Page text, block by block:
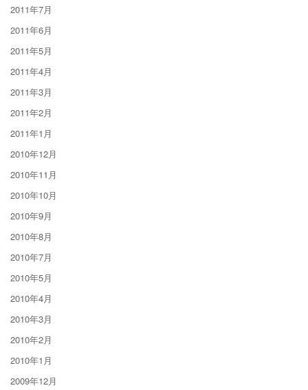
2011年7月
2011年6月
2011年5月
2011年4月
2011年3月
2011年2月
2011年1月
2010年12月
2010年11月
2010年10月
2010年9月
2010年8月
2010年7月
2010年5月
2010年4月
2010年3月
2010年2月
2010年1月
2009年12月